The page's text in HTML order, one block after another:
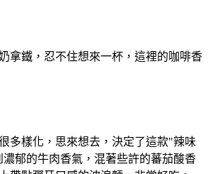
拿鐵，忍不住想來一杯，這裡的咖啡香
多樣化，思來想去，決定了這款"辣味
郁的牛肉香氣，混著些許的蕃茄酸香